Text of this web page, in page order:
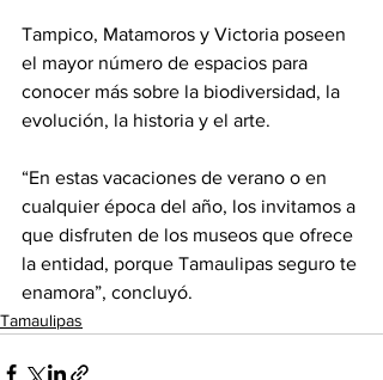
Tampico, Matamoros y Victoria poseen
el mayor número de espacios para
conocer más sobre la biodiversidad, la
evolución, la historia y el arte.
“En estas vacaciones de verano o en
cualquier época del año, los invitamos a
que disfruten de los museos que ofrece
la entidad, porque Tamaulipas seguro te
enamora”, concluyó.
Tamaulipas